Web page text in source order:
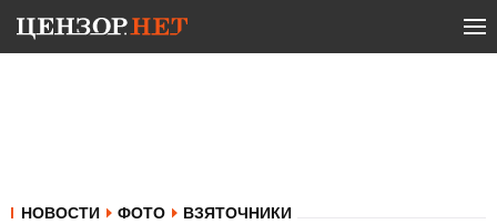
НОВОСТИ ФОТО ВЗЯТОЧНИКИ